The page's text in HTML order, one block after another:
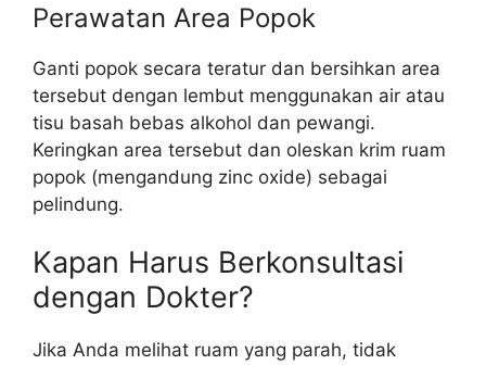
Perawatan Area Popok
Ganti popok secara teratur dan bersihkan area
tersebut dengan lembut menggunakan air atau
tisu basah bebas alkohol dan pewangi.
Keringkan area tersebut dan oleskan krim ruam
popok (mengandung zinc oxide) sebagai
pelindung.
Kapan Harus Berkonsultasi
dengan Dokter?
Jika Anda melihat ruam yang parah, tidak